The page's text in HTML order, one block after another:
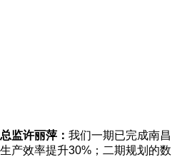
监许丽萍： 我们一期已完成南昌
产效率提升30%；二期规划的数